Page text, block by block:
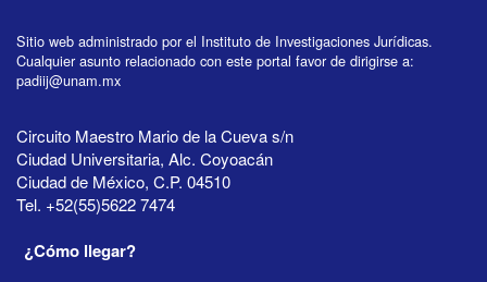
Sitio web administrado por el Instituto de Investigaciones Jurídicas.
Cualquier asunto relacionado con este portal favor de dirigirse a:
padiij@unam.mx
Circuito Maestro Mario de la Cueva s/n
Ciudad Universitaria, Alc. Coyoacán
Ciudad de México, C.P. 04510
Tel. +52(55)5622 7474
¿Cómo llegar?